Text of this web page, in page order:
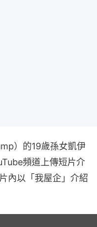
）的19歲孫女凱伊
頻道上傳短片介
內以「我屋企」介紹